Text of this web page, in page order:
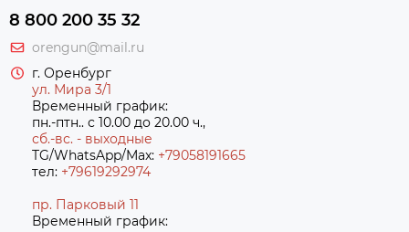
8 800 200 35 32
orengun@mail.ru
г. Оренбург
ул. Мира 3/1
Временный график:
пн.-птн.. с 10.00 до 20.00 ч.,
сб.-вс. - выходные
TG/WhatsApp/Max: +79058191665
тел: +79619292974
пр. Парковый 11
Временный график: